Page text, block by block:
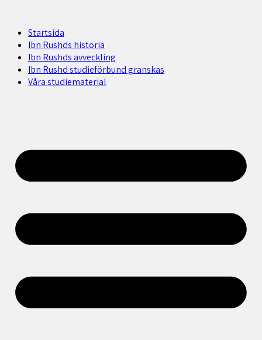
Startsida
Ibn Rushds historia
Ibn Rushds avveckling
Ibn Rushd studieförbund granskas​
Våra studiematerial